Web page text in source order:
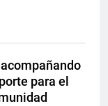
para el